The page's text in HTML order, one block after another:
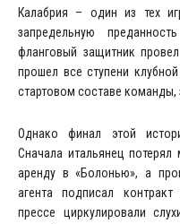
Калабрия – один из тех
запредельную
фланговый защитник
прошел все ступени
стартовом составе команды,
Однако финал этой
Сначала итальянец
аренду в «Болонью», а
агента подписал
прессе циркулировали